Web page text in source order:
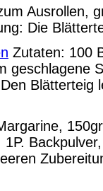
Ausrollen,
Die
Zutaten: 100
geschlagene
Blätterteig